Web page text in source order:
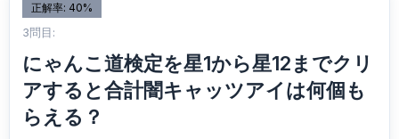
正解率: 40%
3問目:
にゃんこ道検定を星1から星12までクリ
アすると合計闇キャッツアイは何個も
らえる？